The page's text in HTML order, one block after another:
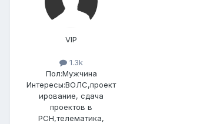
VIP
1.3k
Пол:Мужчина
Интересы:ВОЛС,проект
ирование, сдача
проектов в
РСН,телематика,